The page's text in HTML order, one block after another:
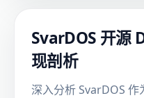
SvarDOS 开源
现剖析
深入分析 SvarDOS